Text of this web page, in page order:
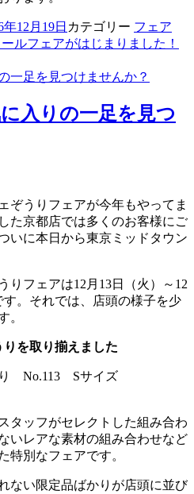
年12月19日 カテゴリー フェア
ルフェアがはじまりました！
入りの一足を見つ
ぞうりフェアが今年もやってま
た京都店では多くのお客様にご
いに本日から東京ミッドタウン
りフェアは12月13日（火）～12
す。それでは、店頭の様子を少
。
を取り揃えました
り No.113 Sサイズ
タッフがセレクトした組み合わ
いレアな素材の組み合わせなど
特別なフェアです。
ない限定品ばかりが店頭に並び